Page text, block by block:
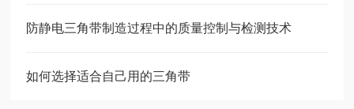
防静电三角带制造过程中的质量控制与检测技术
如何选择适合自己用的三角带